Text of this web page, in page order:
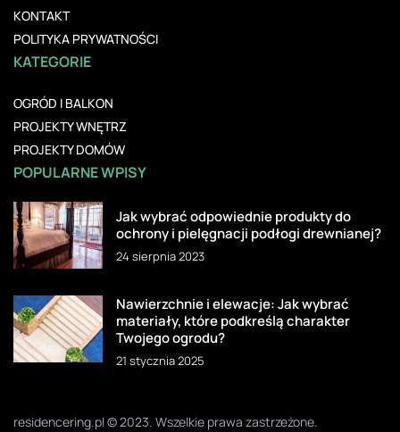
KONTAKT
POLITYKA PRYWATNOŚCI
KATEGORIE
OGRÓD I BALKON
PROJEKTY WNĘTRZ
PROJEKTY DOMÓW
POPULARNE WPISY
Jak wybrać odpowiednie produkty do
ochrony i pielęgnacji podłogi drewnianej?
24 sierpnia 2023
Nawierzchnie i elewacje: Jak wybrać
materiały, które podkreślą charakter
Twojego ogrodu?
21 stycznia 2025
residencering.pl © 2023. Wszelkie prawa zastrzeżone.